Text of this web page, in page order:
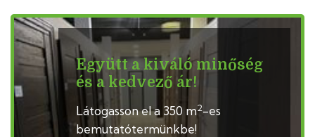
Együtt a kiváló minőség
és a kedvező ár!
Látogasson el a 350 m2-es
bemutatótermünkbe!